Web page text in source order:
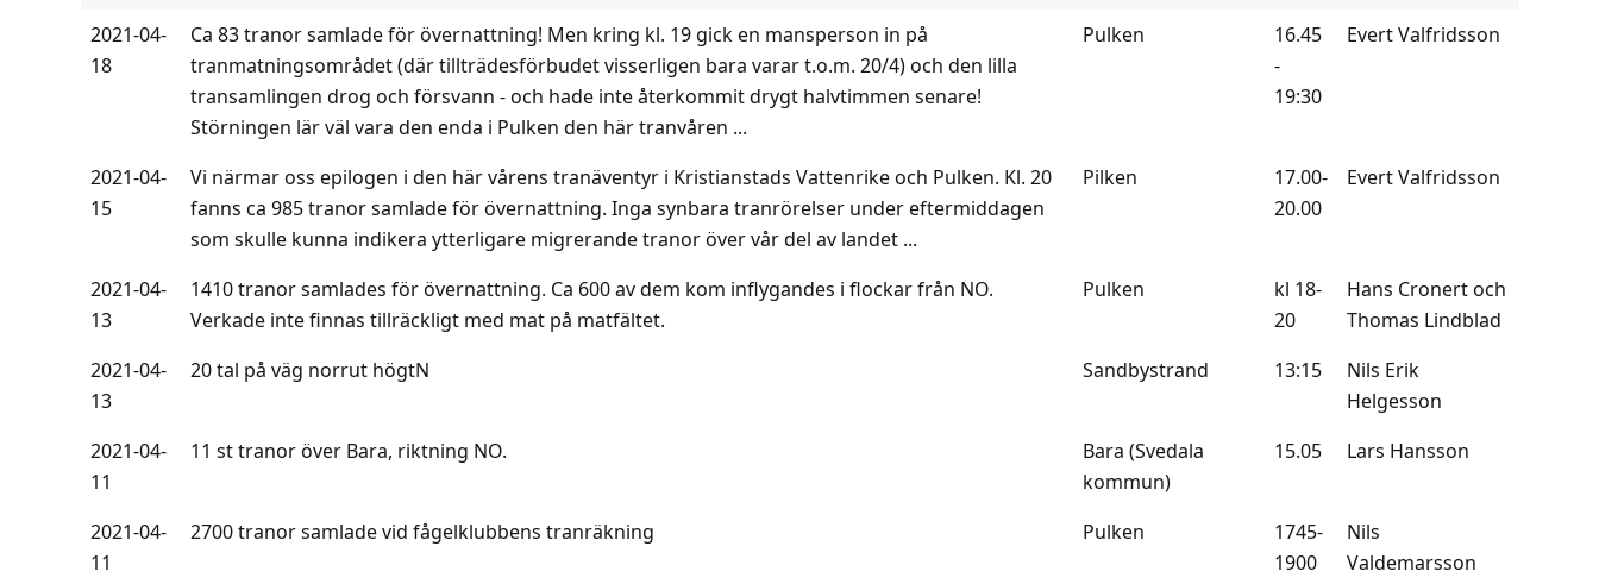
2021-04-
18
Ca 83 tranor samlade för övernattning! Men kring kl. 19 gick en mansperson in på
tranmatningsområdet (där tillträdesförbudet visserligen bara varar t.o.m. 20/4) och den lilla
transamlingen drog och försvann - och hade inte återkommit drygt halvtimmen senare!
Störningen lär väl vara den enda i Pulken den här tranvåren ...
Pulken
16.45
-
19:30
Evert Valfridsson
2021-04-
15
Vi närmar oss epilogen i den här vårens tranäventyr i Kristianstads Vattenrike och Pulken. Kl. 20
fanns ca 985 tranor samlade för övernattning. Inga synbara tranrörelser under eftermiddagen
som skulle kunna indikera ytterligare migrerande tranor över vår del av landet ...
Pilken
17.00-
20.00
Evert Valfridsson
2021-04-
13
1410 tranor samlades för övernattning. Ca 600 av dem kom inflygandes i flockar från NO.
Verkade inte finnas tillräckligt med mat på matfältet.
Pulken
kl 18-
20
Hans Cronert och
Thomas Lindblad
2021-04-
13
20 tal på väg norrut högtN Sandbystrand 13:15
Nils Erik
Helgesson
2021-04-
11
11 st tranor över Bara, riktning NO.
Bara (Svedala
kommun)
15.05 Lars Hansson
2021-04-
11
2700 tranor samlade vid fågelklubbens tranräkning Pulken
1745-
1900
Nils
Valdemarsson